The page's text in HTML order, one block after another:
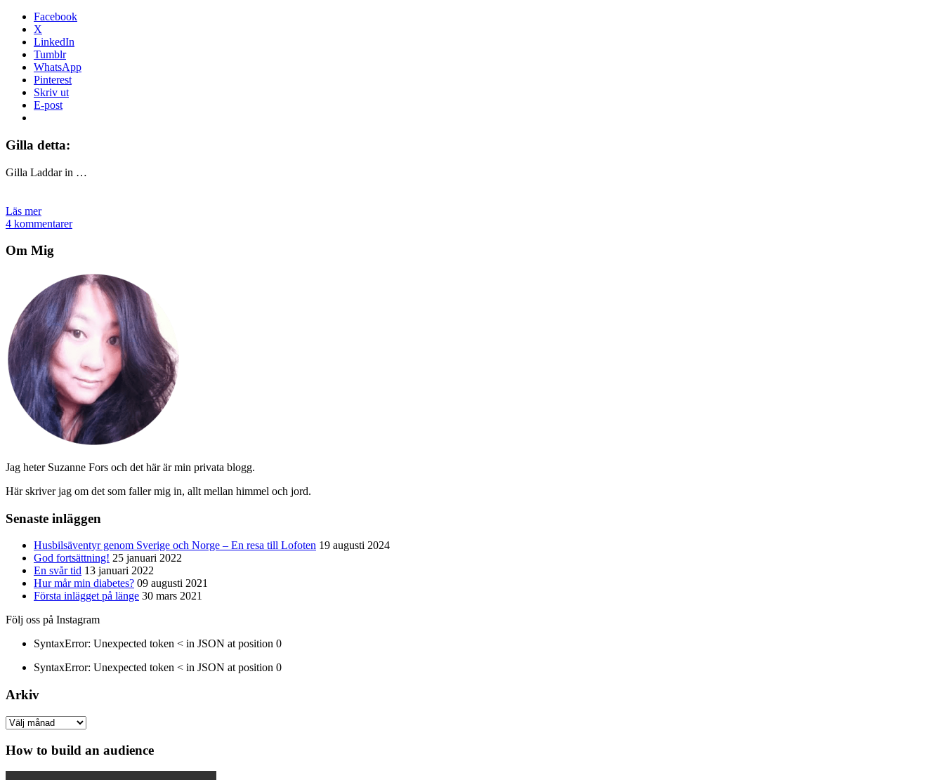
Facebook
X
LinkedIn
Tumblr
WhatsApp
Pinterest
Skriv ut
E-post
Gilla detta:
Gilla Laddar in …
Läs mer
4 kommentarer
Om Mig
Jag heter Suzanne Fors och det här är min privata blogg.
Här skriver jag om det som faller mig in, allt mellan himmel och jord.
Senaste inläggen
Husbilsäventyr genom Sverige och Norge – En resa till Lofoten 19 augusti 2024
God fortsättning! 25 januari 2022
En svår tid 13 januari 2022
Hur mår min diabetes? 09 augusti 2021
Första inlägget på länge 30 mars 2021
Följ oss på Instagram
SyntaxError: Unexpected token < in JSON at position 0
SyntaxError: Unexpected token < in JSON at position 0
Arkiv
Arkiv
How to build an audience